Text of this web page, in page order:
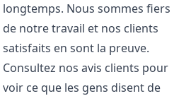
longtemps. Nous sommes fiers
de notre travail et nos clients
satisfaits en sont la preuve.
Consultez nos avis clients pour
voir ce que les gens disent de